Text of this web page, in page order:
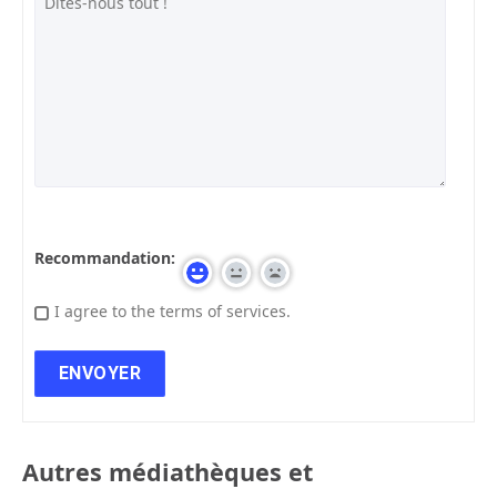
Recommandation:
I agree to the terms of services.
Autres médiathèques et